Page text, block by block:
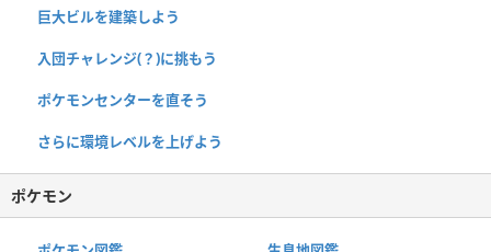
巨大ビルを建築しよう
入団チャレンジ(？)に挑もう
ポケモンセンターを直そう
さらに環境レベルを上げよう
ポケモン